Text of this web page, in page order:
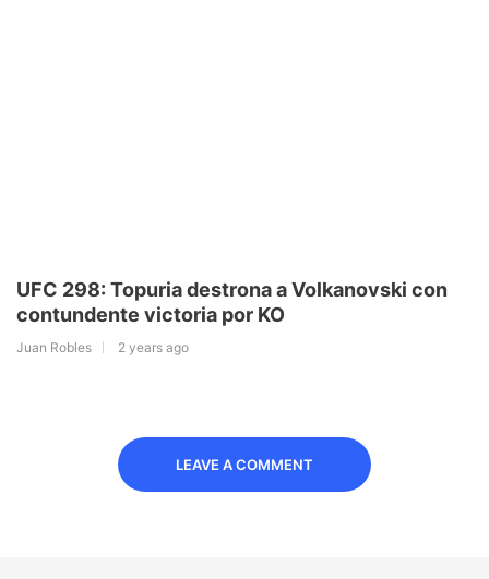
UFC 298: Topuria destrona a Volkanovski con
contundente victoria por KO
Juan Robles 2 years ago
LEAVE A COMMENT